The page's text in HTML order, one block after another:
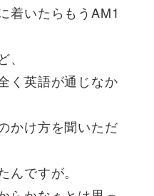
着いたらもうAM1
く英語が通じなか
かけ方を聞いただ
ですが。